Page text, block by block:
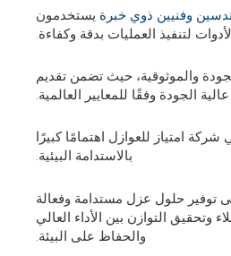
وفنيين ذوي خبرة يستخدمون
لتنفيذ العمليات بدقة وكفاءة.
والموثوقية، حيث تضمن تقديم
الجودة وفقًا للمعايير العالمية.
شركة امتياز للعوازل اهتمامًا كبيرًا
بالاستدامة البيئية.
توفير حلول عزل مستدامة وفعالة
وتحقيق التوازن بين الأداء العالي
والحفاظ على البيئة.